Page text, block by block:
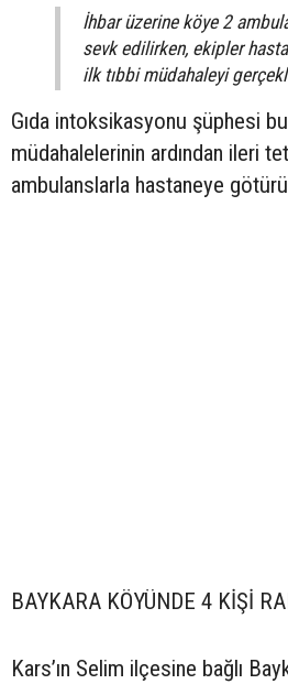
İhbar üzerine köye 2
sevk edilirken, ekipler
ilk tıbbi müdahaleyi
Gıda intoksikasyonu şüphesi
müdahalelerinin ardından ileri
ambulanslarla hastaneye
BAYKARA KÖYÜNDE 4 KİŞİ
Kars’ın Selim ilçesine bağlı